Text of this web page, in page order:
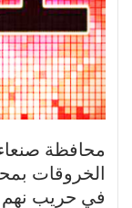
محافظة
الخروقات
في حريب نهم